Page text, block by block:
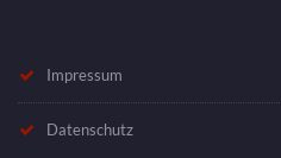
Impressum
Datenschutz